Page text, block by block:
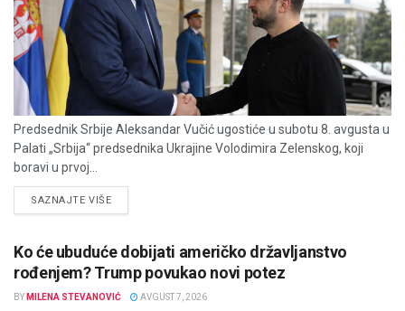
Predsednik Srbije Aleksandar Vučić ugostiće u subotu 8. avgusta u
Palati „Srbija“ predsednika Ukrajine Volodimira Zelenskog, koji
boravi u prvoj...
SAZNAJTE VIŠEDETAILS
Ko će ubuduće dobijati američko državljanstvo
rođenjem? Trump povukao novi potez
BY MILENA STEVANOVIĆ AVGUST 7, 2026